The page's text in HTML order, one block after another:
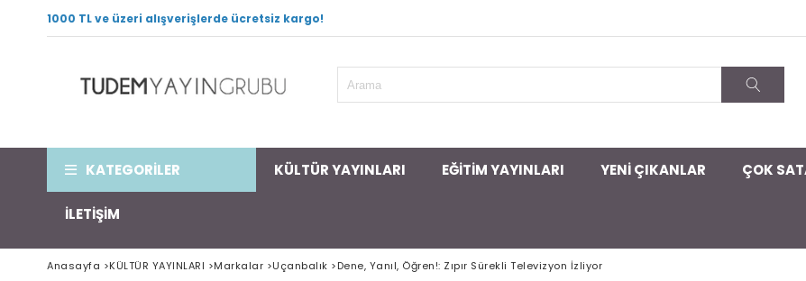
1000 TL ve üzeri alışverişlerde ücretsiz kargo!
KATEGORİLER KÜLTÜR YAYINLARI EĞİTİM YAYINLARI YENİ ÇIKANLAR ÇOK
İLETİŞİM
Anasayfa >KÜLTÜR YAYINLARI >Markalar >Uçanbalık >Dene, Yanıl, Öğren!: Zıpır Sürekli Televizyon İzliyor